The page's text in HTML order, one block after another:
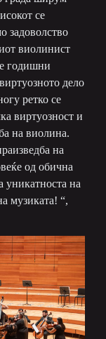
се
задоволство
виолинист
годишни
дело
ретко се
виртуозност и
на виолина.
на
од обична
уникатноста на
музиката! “,